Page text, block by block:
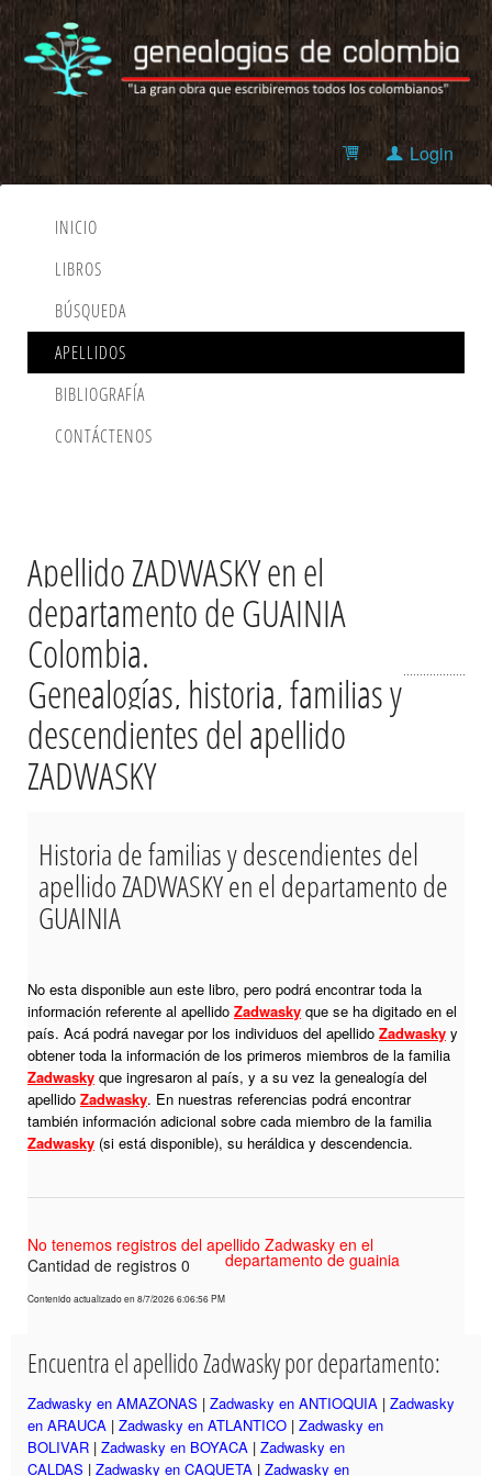
Login
INICIO
LIBROS
BÚSQUEDA
APELLIDOS
BIBLIOGRAFÍA
CONTÁCTENOS
Apellido ZADWASKY en el
departamento de GUAINIA
Colombia.
Genealogías, historia, familias y
descendientes del apellido
ZADWASKY
Historia de familias y descendientes del
apellido ZADWASKY en el departamento de
GUAINIA
No esta disponible aun este libro, pero podrá encontrar toda la
información referente al apellido Zadwasky que se ha digitado en el
país. Acá podrá navegar por los individuos del apellido Zadwasky y
obtener toda la información de los primeros miembros de la familia
Zadwasky que ingresaron al país, y a su vez la genealogía del
apellido Zadwasky. En nuestras referencias podrá encontrar
también información adicional sobre cada miembro de la familia
Zadwasky (si está disponible), su heráldica y descendencia.
No tenemos registros del apellido Zadwasky en el
departamento de guainia
Cantidad de registros 0
Contenido actualizado en 8/7/2026 6:06:56 PM
Encuentra el apellido Zadwasky por departamento:
Zadwasky en AMAZONAS | Zadwasky en ANTIOQUIA | Zadwasky
en ARAUCA | Zadwasky en ATLANTICO | Zadwasky en
BOLIVAR | Zadwasky en BOYACA | Zadwasky en
CALDAS | Zadwasky en CAQUETA | Zadwasky en